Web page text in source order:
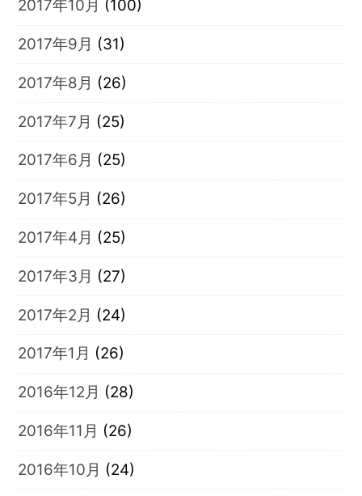
2017年10月 (100)
2017年9月 (31)
2017年8月 (26)
2017年7月 (25)
2017年6月 (25)
2017年5月 (26)
2017年4月 (25)
2017年3月 (27)
2017年2月 (24)
2017年1月 (26)
2016年12月 (28)
2016年11月 (26)
2016年10月 (24)